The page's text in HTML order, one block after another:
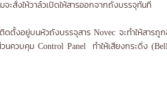
วบคุมจะสั่งให้วาล์วเปิดให้สารออกจ
โด
ตั้งอยู่บนหัวถังบรรจุสาร Novec จะทำให้สารถู
ควบคุม Control Panel ทำให้เสียงกระดิ่ง